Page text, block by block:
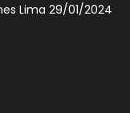
Lima Enviado
29/01/2024